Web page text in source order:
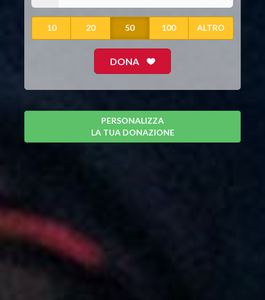
10 20 50 100 ALTRO
DONA
PERSONALIZZA
LA TUA DONAZIONE